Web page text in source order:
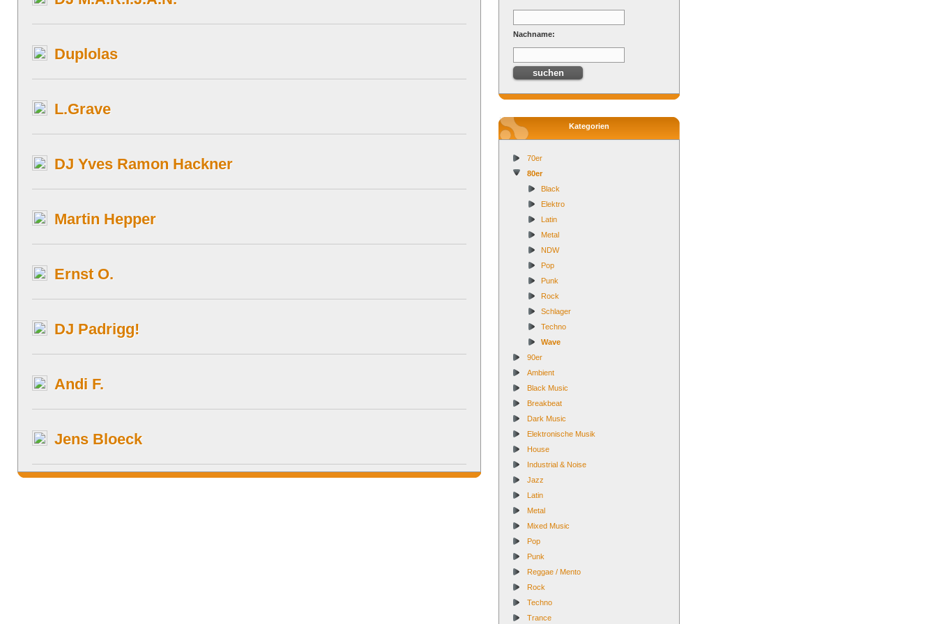
Duplolas
L.Grave
DJ Yves Ramon Hackner
Martin Hepper
Ernst O.
DJ Padrigg!
Andi F.
Jens Bloeck
Nachname:
Kategorien
70er
80er
Black
Elektro
Latin
Metal
NDW
Pop
Punk
Rock
Schlager
Techno
Wave
90er
Ambient
Black Music
Breakbeat
Dark Music
Elektronische Musik
House
Industrial & Noise
Jazz
Latin
Metal
Mixed Music
Pop
Punk
Reggae / Mento
Rock
Techno
Trance